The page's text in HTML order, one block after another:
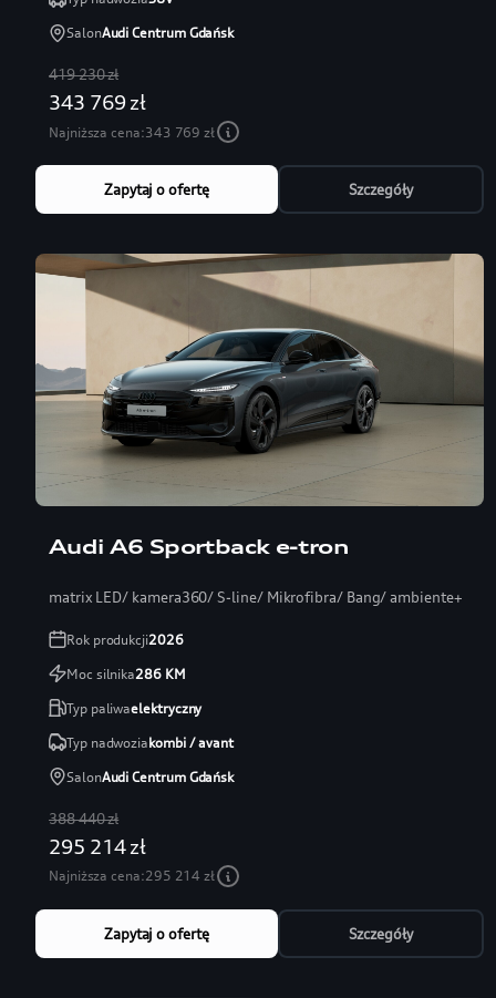
SalonAudi Centrum Gdańsk
419 230 zł
343 769 zł
Najniższa cena:343 769 zł
Zapytaj o ofertę Szczegóły
Audi A6 Sportback e-tron
matrix LED/ kamera360/ S-line/ Mikrofibra/ Bang/ ambiente+
Rok produkcji2026
Moc silnika286KM
Typ paliwaelektryczny
Typ nadwoziakombi / avant
SalonAudi Centrum Gdańsk
388 440 zł
295 214 zł
Najniższa cena:295 214 zł
Zapytaj o ofertę Szczegóły